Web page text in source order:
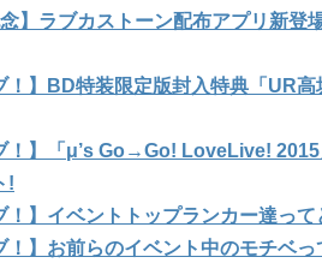
念】ラブカストーン配布アプリ新登
！】BD特装限定版封入特典「UR
！】「μ’s Go→Go! LoveLive!
!
！】イベントトップランカー達っ
！】お前らのイベント中のモチベ